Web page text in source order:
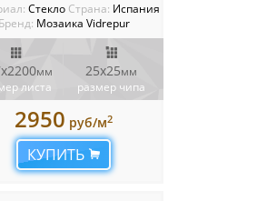
Стекло Cтрана: Испания
Бренд: Мозаика Vidrepur
мм
листа
25x25мм
размер чипа
2950 руб/м2
КУПИТЬ